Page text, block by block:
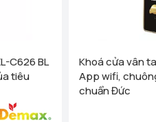
Cống - TP Thanh Hóa (44 Đường
Trang - Khánh Hoà (1276 đường
Trang)
C626 BL
tiêu
Khoá cửa vân
App wifi,
chuẩn Đức